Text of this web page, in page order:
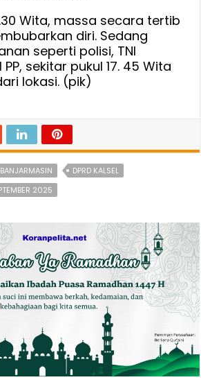
Wita, massa secara tertib
diri. Sedang
seperti polisi, TNI
sekitar pukul 17. 45 Wita
lokasi. (pik)
BANJARMASIN
DPRD KALSEL
2025